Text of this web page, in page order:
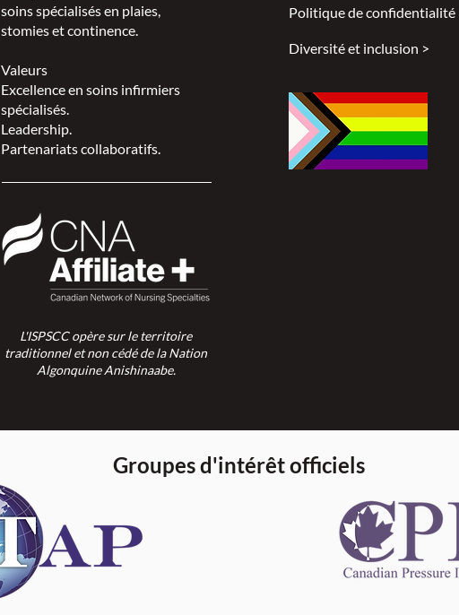
soins spécialisés en plaies,
stomies et continence.
Valeurs
Excellence en soins infirmiers
spécialisés.
Leadership.
Partenariats collaboratifs.
L'ISPSCC opère sur le territoire
traditionnel et non cédé de la Nation
Algonquine Anishinaabe.
Politique de confidentialité >
Diversité et inclusion >
Groupes d'intérêt officiels